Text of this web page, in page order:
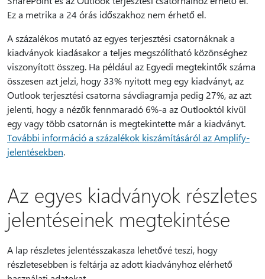
Ez a metrika a 24 órás időszakhoz nem érhető el.
A százalékos mutató az egyes terjesztési csatornáknak a
kiadványok kiadásakor a teljes megszólítható közönséghez
viszonyított összeg. Ha például az Egyedi megtekintők száma
összesen azt jelzi, hogy 33% nyitott meg egy kiadványt, az
Outlook terjesztési csatorna sávdiagramja pedig 27%, az azt
jelenti, hogy a nézők fennmaradó 6%-a az Outlooktól kívül
egy vagy több csatornán is megtekintette már a kiadványt.
További információ a százalékok kiszámításáról az Amplify-
jelentésekben.
Az egyes kiadványok részletes
jelentéseinek megtekintése
A lap részletes jelentésszakasza lehetővé teszi, hogy
részletesebben is feltárja az adott kiadványhoz elérhető